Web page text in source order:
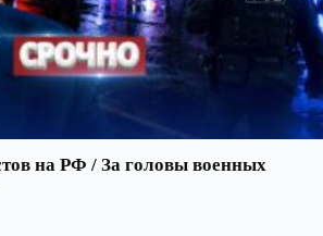
на РФ / За головы военных